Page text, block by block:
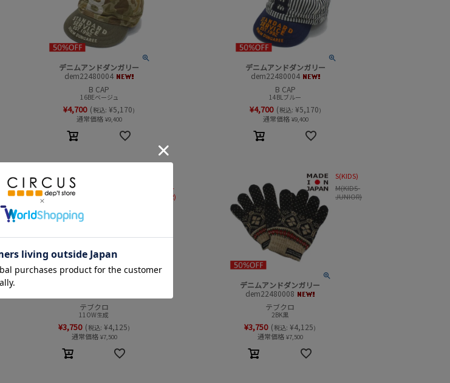
デニムアンドダンガリー
dem22480004
B CAP
16BEベージュ
¥4,700 (税込: ¥5,170)
通常価格 ¥9,400
デニムアンドダンガリー
dem22480004
B CAP
14BLブルー
¥4,700 (税込: ¥5,170)
通常価格 ¥9,400
テブクロ
11OW生成
¥3,750 (税込: ¥4,125)
通常価格 ¥7,500
M(KIDS-
JUNIOR)
デニムアンドダンガリー
dem22480008
テブクロ
2BK黒
¥3,750 (税込: ¥4,125)
通常価格 ¥7,500
S(KIDS)
M(KIDS-
JUNIOR)